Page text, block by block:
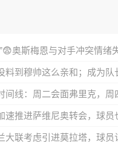
速推进萨维尼奥转会，球员